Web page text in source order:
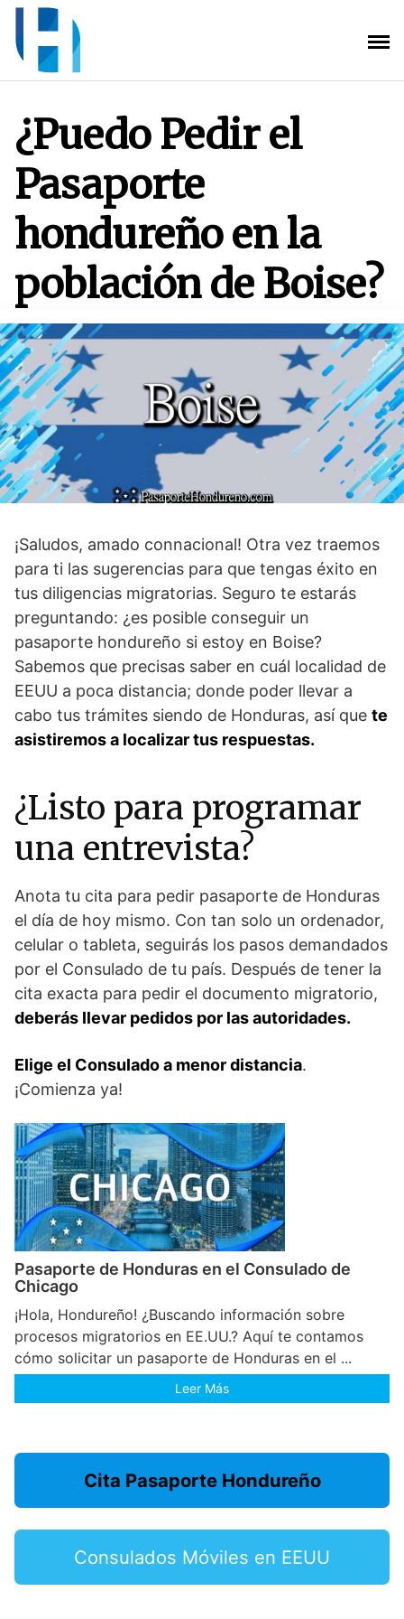
Saltar
contenido
¿Puedo Pedir el
Pasaporte
hondureño en la
población de Boise?
¡Saludos, amado connacional! Otra vez traemos
para ti las sugerencias para que tengas éxito en
tus diligencias migratorias. Seguro te estarás
preguntando: ¿es posible conseguir un
pasaporte hondureño si estoy en Boise?
Sabemos que precisas saber en cuál localidad de
EEUU a poca distancia; donde poder llevar a
cabo tus trámites siendo de Honduras, así que te
asistiremos a localizar tus respuestas.
¿Listo para programar
una entrevista?
Anota tu cita para pedir pasaporte de Honduras
el día de hoy mismo. Con tan solo un ordenador,
celular o tableta, seguirás los pasos demandados
por el Consulado de tu país. Después de tener la
cita exacta para pedir el documento migratorio,
deberás llevar pedidos por las autoridades.
Elige el Consulado a menor distancia.
¡Comienza ya!
Pasaporte de Honduras en el Consulado de
Chicago
¡Hola, Hondureño! ¿Buscando información sobre
procesos migratorios en EE.UU.? Aquí te contamos
cómo solicitar un pasaporte de Honduras en el ...
Leer Más
Cita Pasaporte Hondureño
Consulados Móviles en EEUU